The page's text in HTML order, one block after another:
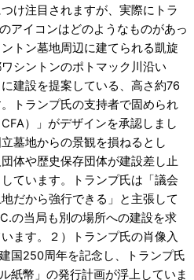
け注目されますが、実際にトラ
アイコンはどのようなものがあっ
トン墓地周辺に建てられる凱旋
シントンのポトマック川沿い
建設を提案している、高さ約76
トランプ氏の支持者で固められ
）」がデザインを承認しまし
墓地からの景観を損ねるとし
体や歴史保存団体が建設差し止
ています。トランプ氏は「議会
だから強行できる」と主張して
の当局も別の場所への建設を求
ます。２）トランプ氏の肖像入
国250周年を記念し、トランプ氏
紙幣」の発行計画が浮上していま